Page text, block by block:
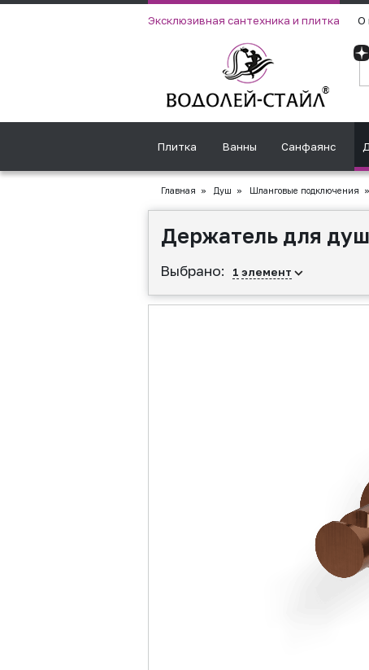
Эксклюзивная сантехника и плитка О
Плитка Ванны Санфаянс
Главная » Душ » Шланговые подключения »
Держатель для
Выбрано: 1 элемент